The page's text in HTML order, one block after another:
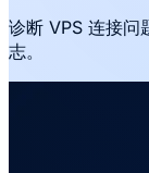
诊断 VPS 连接问
志。